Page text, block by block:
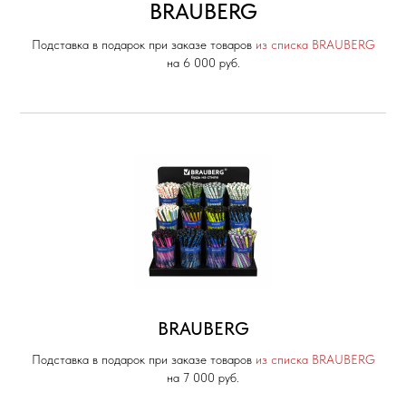
BRAUBERG
Подставка в подарок при заказе товаров из списка BRAUBERG
на 6 000 руб.
BRAUBERG
Подставка в подарок при заказе товаров из списка BRAUBERG
на 7 000 руб.